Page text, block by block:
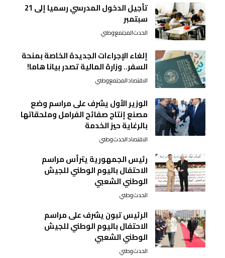
تأجيل الدخول المدرسي رسميا إلى 21
سبتمبر
الحدثالمجتمعوطني
إلغاء الإجراءات الجديدة الخاصة بمنحة
السفر.. وزارة المالية تصدر بيانا هاما!
الاقتصادالمجتمعوطني
الوزير الأول يشرف على مراسم وضع
مصنع إنتاج صفائح الفرامل وملحقاتها
بالرغاية حيز الخدمة
الاقتصادالحدثوطني
رئيس الجمهورية يترأس مراسم
الاحتفال باليوم الوطني للجيش
الوطني الشعبي
الحدثوطني
الرئيس تبون يشرف على مراسم
الاحتفال باليوم الوطني للجيش
الوطني الشعبي
الحدثوطني